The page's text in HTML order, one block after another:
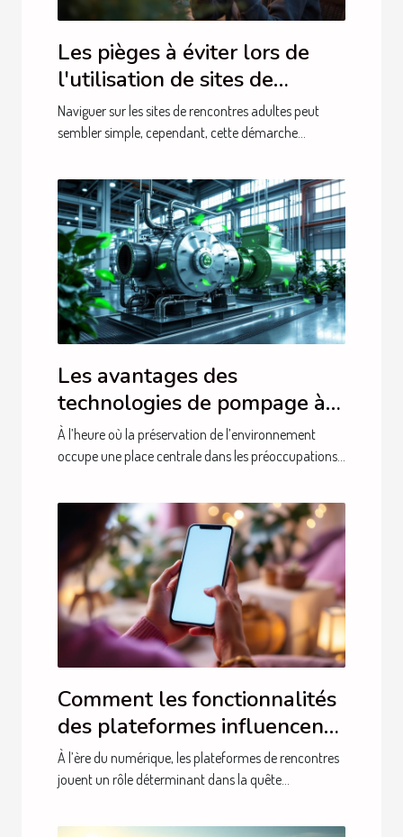
Les pièges à éviter lors de
l'utilisation de sites de
rencontres adultes
Naviguer sur les sites de rencontres adultes peut
sembler simple, cependant, cette démarche...
Les avantages des
technologies de pompage à
sec pour l'environnement
À l’heure où la préservation de l’environnement
occupe une place centrale dans les préoccupations...
Comment les fonctionnalités
des plateformes influencent-
elles vos chances de trouver
l'amour ?
À l’ère du numérique, les plateformes de rencontres
jouent un rôle déterminant dans la quête...